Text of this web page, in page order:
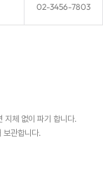
02-3456-7803
지체 없이 파기 합니다.
보관합니다.